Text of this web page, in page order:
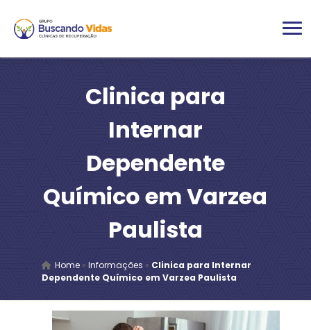
Clinica para
Internar
Dependente
Químico em Varzea
Paulista
Home» Informações » Clinica para Internar
Dependente Químico em Varzea Paulista